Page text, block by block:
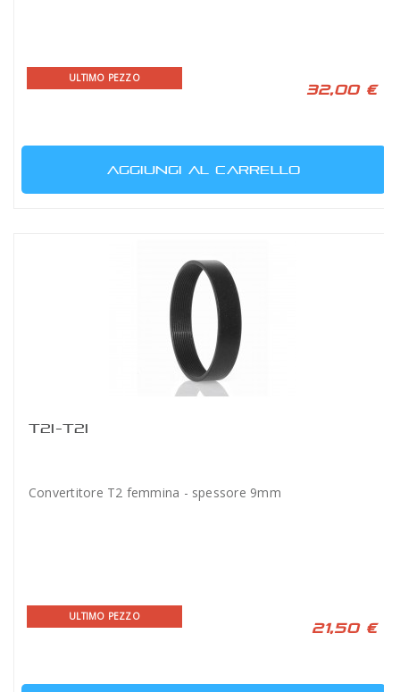
ULTIMO PEZZO
32,00 €
AGGIUNGI AL CARRELLO
T2I-T2I
Convertitore T2 femmina - spessore 9mm
ULTIMO PEZZO
21,50 €